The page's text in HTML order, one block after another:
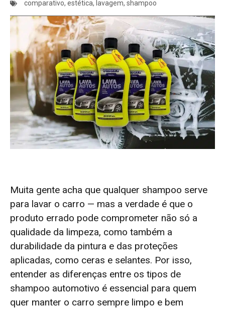
comparativo, estética, lavagem, shampoo
Muita gente acha que qualquer shampoo serve
para lavar o carro — mas a verdade é que o
produto errado pode comprometer não só a
qualidade da limpeza, como também a
durabilidade da pintura e das proteções
aplicadas, como ceras e selantes. Por isso,
entender as diferenças entre os tipos de
shampoo automotivo é essencial para quem
quer manter o carro sempre limpo e bem